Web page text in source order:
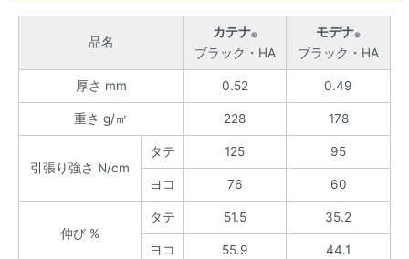
品名
カテナ®
ブラック・HA
モデナ®
ブラック・HA
厚さ mm 0.52 0.49
重さ g/㎡ 228 178
引張り強さ N/cm
タテ 125 95
ヨコ 76 60
伸び %
タテ 51.5 35.2
ヨコ 55.9 44.1